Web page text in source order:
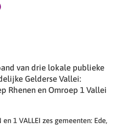
van drie lokale publieke
Gelderse Vallei:
Rhenen en Omroep 1 Vallei
1 VALLEI zes gemeenten: Ede,